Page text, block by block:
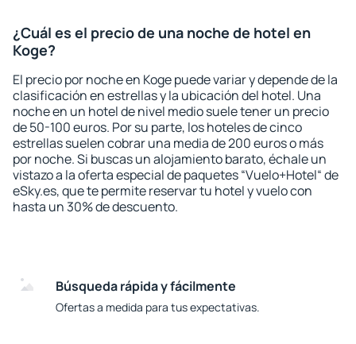
¿Cuál es el precio de una noche de hotel en
Koge?
El precio por noche en Koge puede variar y depende de la
clasificación en estrellas y la ubicación del hotel. Una
noche en un hotel de nivel medio suele tener un precio
de 50-100 euros. Por su parte, los hoteles de cinco
estrellas suelen cobrar una media de 200 euros o más
por noche. Si buscas un alojamiento barato, échale un
vistazo a la oferta especial de paquetes “Vuelo+Hotel“ de
eSky.es, que te permite reservar tu hotel y vuelo con
hasta un 30% de descuento.
Búsqueda rápida y fácilmente
Ofertas a medida para tus expectativas.